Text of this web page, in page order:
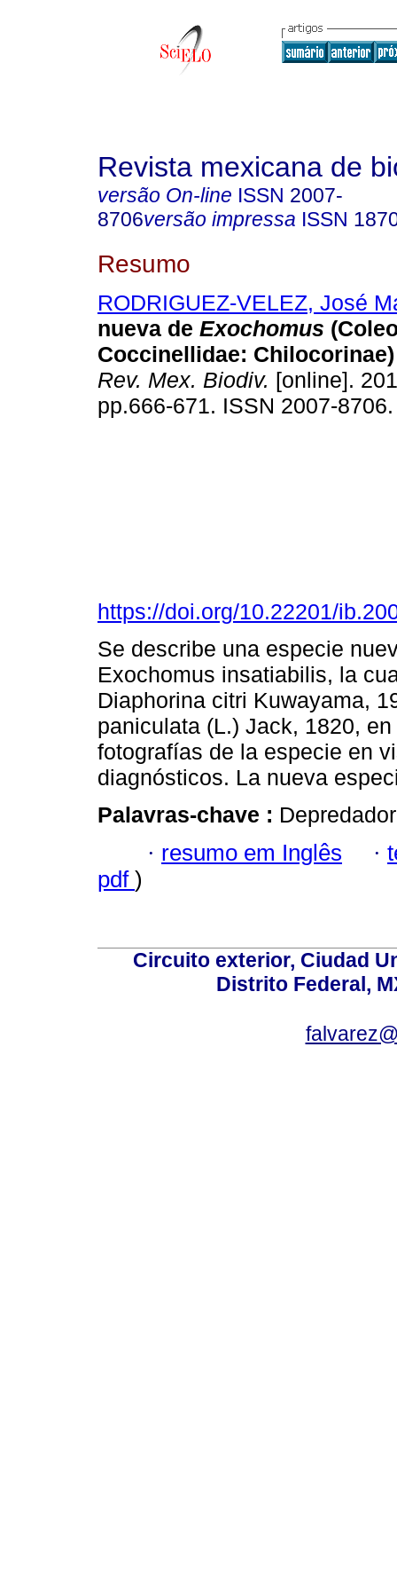
Revista mexicana de
versão On-line ISSN 2007-
8706versão impressa ISSN
Resumo
RODRIGUEZ-VELEZ, José
nueva de Exochomus
Coccinellidae:
Rev. Mex. Biodiv. [online].
pp.666-671. ISSN 2007-
https://doi.org/10.22201/
Se describe una especie
Exochomus insatiabilis, la
Diaphorina citri Kuwayama,
paniculata (L.) Jack, 1820,
fotografías de la especie en
diagnósticos. La nueva
Palavras-chave :
· resumo em Inglês ·
pdf )
Circuito exterior, Ciudad
Distrito Federal,